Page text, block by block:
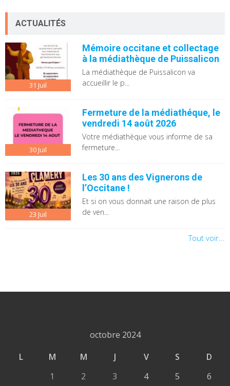
ACTUALITÉS
31 Juil
Mémoire occitane et collectage
à la médiathèque de Puissalicon
La médiathèque de Puissalicon va
accueillir le p...
30Juil
Fermeture de la médiathéque, le
vendredi 14 août 2026
Votre médiathèque vous informe de sa
fermeture...
23 Juil
Les 30 ans des Vignerons de
l’Occitane !
Et si on vous donnait une raison de plus
de ven...
Tout voir...
octobre 2024
L
M M J V S
D
1
2 3 4 5
6